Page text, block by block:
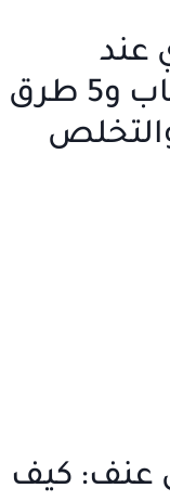
عند
الأطفال الأسباب و5 طرق
عنف: كيف